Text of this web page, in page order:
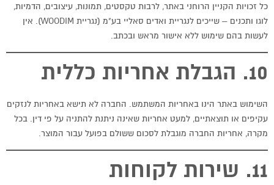
כל זכויות הקניין הרוחני באתר, לרבות טקסטים, תמונות, עיצובים, הדמיות,
לוגו ותכנים – שייכים לנגריית ואדים סאליי בע"מ (נגריית WOODIM). אין
לעשות בהם שימוש ללא אישור מראש ובכתב.
10. הגבלת אחריות כללית
השימוש באתר הינו באחריות המשתמש. החברה לא תישא באחריות לנזקים
עקיפים או תוצאתיים, למעט אחריות שאינה ניתנת להתניה על פי דין. בכל
מקרה, אחריות החברה מוגבלת לסכום ששולם בפועל עבור המוצר.
11. שירות לקוחות